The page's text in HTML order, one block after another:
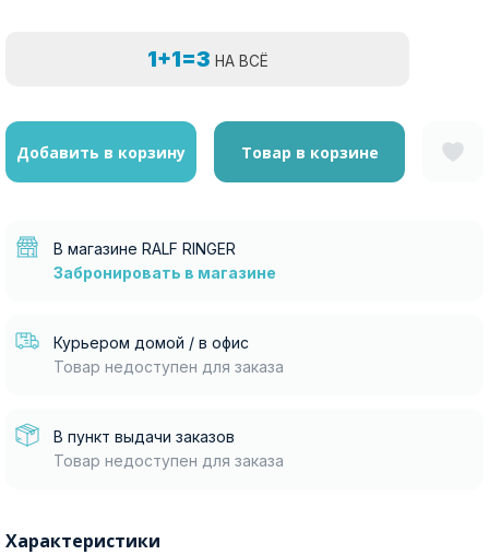
1+1=3 НА ВСЁ
Добавить в корзину Товар в корзине
В магазине RALF RINGER
Забронировать в магазине
Курьером домой / в офис
Товар недоступен для заказа
В пункт выдачи заказов
Товар недоступен для заказа
Характеристики